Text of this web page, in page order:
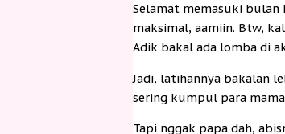
Selamat memasuki bulan
maksimal, aamiin. Btw,
Adik bakal ada lomba di
Jadi, latihannya bakalan
sering kumpul para
Tapi nggak papa dah,